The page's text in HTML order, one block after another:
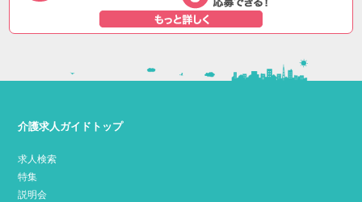
介護求人ガイドトップ
求人検索
特集
説明会